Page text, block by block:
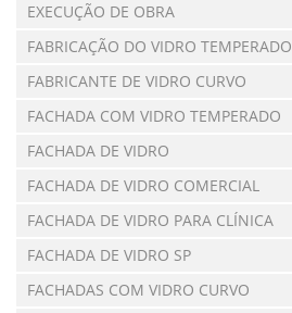
EXECUÇÃO DE OBRA
FABRICAÇÃO DO VIDRO TEMPERADO
FABRICANTE DE VIDRO CURVO
FACHADA COM VIDRO TEMPERADO
FACHADA DE VIDRO
FACHADA DE VIDRO COMERCIAL
FACHADA DE VIDRO PARA CLÍNICA
FACHADA DE VIDRO SP
FACHADAS COM VIDRO CURVO